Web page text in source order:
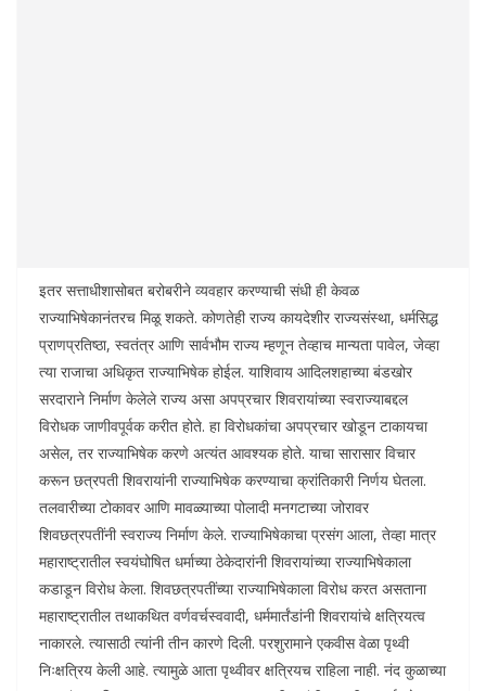
इतर सत्ताधीशासोबत बरोबरीने व्यवहार करण्याची संधी ही केवळ
राज्याभिषेकानंतरच मिळू शकते. कोणतेही राज्य कायदेशीर राज्यसंस्था, धर्मसिद्ध
प्राणप्रतिष्ठा, स्वतंत्र आणि सार्वभौम राज्य म्हणून तेव्हाच मान्यता पावेल, जेव्हा
त्या राजाचा अधिकृत राज्याभिषेक होईल. याशिवाय आदिलशहाच्या बंडखोर
सरदाराने निर्माण केलेले राज्य असा अपप्रचार शिवरायांच्या स्वराज्याबद्दल
विरोधक जाणीवपूर्वक करीत होते. हा विरोधकांचा अपप्रचार खोडून टाकायचा
असेल, तर राज्याभिषेक करणे अत्यंत आवश्यक होते. याचा सारासार विचार
करून छत्रपती शिवरायांनी राज्याभिषेक करण्याचा क्रांतिकारी निर्णय घेतला.
तलवारीच्या टोकावर आणि मावळ्याच्या पोलादी मनगटाच्या जोरावर
शिवछत्रपतींनी स्वराज्य निर्माण केले. राज्याभिषेकाचा प्रसंग आला, तेव्हा मात्र
महाराष्ट्रातील स्वयंघोषित धर्माच्या ठेकेदारांनी शिवरायांच्या राज्याभिषेकाला
कडाडून विरोध केला. शिवछत्रपतींच्या राज्याभिषेकाला विरोध करत असताना
महाराष्ट्रातील तथाकथित वर्णवर्चस्ववादी, धर्ममार्तंडांनी शिवरायांचे क्षत्रियत्व
नाकारले. त्यासाठी त्यांनी तीन कारणे दिली. परशुरामाने एकवीस वेळा पृथ्वी
निःक्षत्रिय केली आहे. त्यामुळे आता पृथ्वीवर क्षत्रियच राहिला नाही. नंद कुळाच्या